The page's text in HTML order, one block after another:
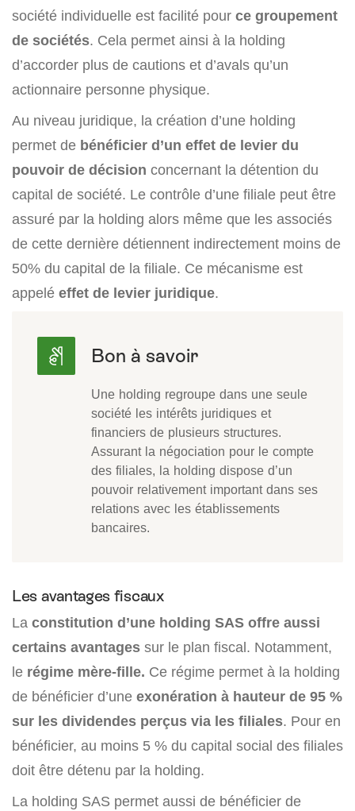
société individuelle est facilité pour ce groupement
de sociétés. Cela permet ainsi à la holding
d’accorder plus de cautions et d’avals qu’un
actionnaire personne physique.
Au niveau juridique, la création d’une holding
permet de bénéficier d’un effet de levier du
pouvoir de décision concernant la détention du
capital de société. Le contrôle d’une filiale peut être
assuré par la holding alors même que les associés
de cette dernière détiennent indirectement moins de
50% du capital de la filiale. Ce mécanisme est
appelé effet de levier juridique.
Une holding regroupe dans une seule
société les intérêts juridiques et
financiers de plusieurs structures.
Assurant la négociation pour le compte
des filiales, la holding dispose d’un
pouvoir relativement important dans ses
relations avec les établissements
bancaires.
Les avantages fiscaux
La constitution d’une holding SAS offre aussi
certains avantages sur le plan fiscal. Notamment,
le régime mère-fille. Ce régime permet à la holding
de bénéficier d’une exonération à hauteur de 95 %
sur les dividendes perçus via les filiales. Pour en
bénéficier, au moins 5 % du capital social des filiales
doit être détenu par la holding.
La holding SAS permet aussi de bénéficier de